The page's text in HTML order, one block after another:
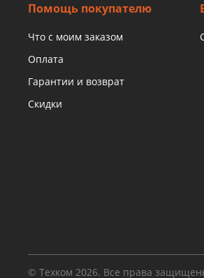
Помощь покупателю
Что с моим заказом
Оплата
Гарантии и возврат
Скидки
© Техком 2026. Все права